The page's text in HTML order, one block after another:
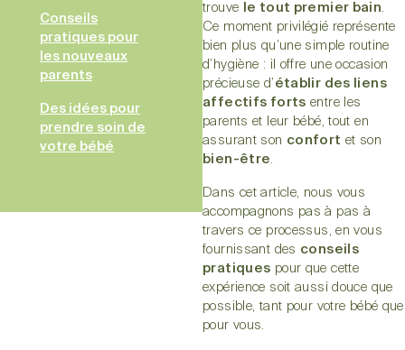
Conseils
pratiques pour
les nouveaux
parents
Des idées pour
prendre soin de
votre bébé
trouve
le tout premier bain.
Ce moment privilégié représente
bien plus qu’une simple routine
d’hygiène : il offre une occasion
précieuse d’ établir des liens
affectifs forts entre les
parents et leur bébé, tout en
assurant son confort et son
bien-être.
Dans cet article, nous vous
accompagnons pas à pas à
travers ce processus, en vous
fournissant des conseils
pratiques pour que cette
expérience soit aussi douce que
possible, tant pour votre bébé que
pour vous.